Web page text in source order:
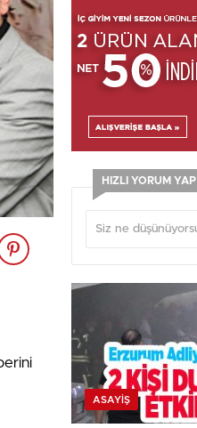
HIZLI YORUM YAP
ASAYİŞ